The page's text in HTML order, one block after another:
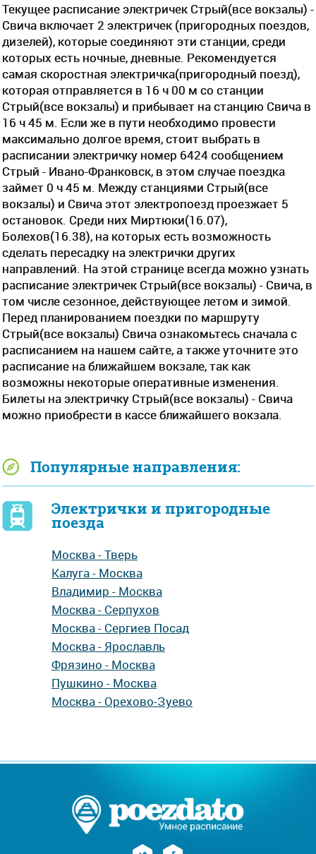
Текущее расписание электричек Стрый(все вокзалы) -
Свича включает 2 электричек (пригородных поездов,
дизелей), которые соединяют эти станции, среди
которых есть ночные, дневные. Рекомендуется
самая скоростная электричка(пригородный поезд),
которая отправляется в 16 ч 00 м со станции
Стрый(все вокзалы) и прибывает на станцию Свича в
16 ч 45 м. Если же в пути необходимо провести
максимально долгое время, стоит выбрать в
расписании электричку номер 6424 сообщением
Стрый - Ивано-Франковск, в этом случае поездка
займет 0 ч 45 м. Между станциями Стрый(все
вокзалы) и Свича этот электропоезд проезжает 5
остановок. Среди них Миртюки(16.07),
Болехов(16.38), на которых есть возможность
сделать пересадку на электрички других
направлений. На этой странице всегда можно узнать
расписание электричек Стрый(все вокзалы) - Свича, в
том числе сезонное, действующее летом и зимой.
Перед планированием поездки по маршруту
Стрый(все вокзалы) Свича ознакомьтесь сначала с
расписанием на нашем сайте, а также уточните это
расписание на ближайшем вокзале, так как
возможны некоторые оперативные изменения.
Билеты на электричку Стрый(все вокзалы) - Свича
можно приобрести в кассе ближайшего вокзала.
Популярные направления:
Электрички и пригородные
поезда
Москва - Тверь
Калуга - Москва
Владимир - Москва
Москва - Серпухов
Москва - Сергиев Посад
Москва - Ярославль
Фрязино - Москва
Пушкино - Москва
Москва - Орехово-Зуево